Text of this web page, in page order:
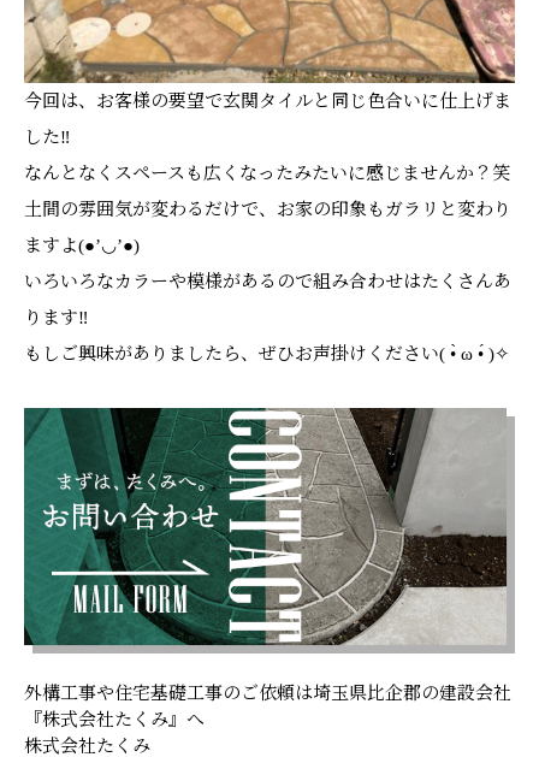
今回は、お客様の要望で玄関タイルと同じ色合いに仕上げま
した‼
なんとなくスペースも広くなったみたいに感じませんか？笑
土間の雰囲気が変わるだけで、お家の印象もガラリと変わり
ますよ(●’◡’●)
いろいろなカラーや模様があるので組み合わせはたくさんあ
ります‼
もしご興味がありましたら、ぜひお声掛けください( •̀ ω •́ )✧
外構工事や住宅基礎工事のご依頼は埼玉県比企郡の建設会社
『株式会社たくみ』へ
株式会社たくみ